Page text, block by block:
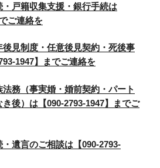
戸籍収集支援・銀行手続は
ご連絡を
見制度・任意後見契約・死後事
1947】までご連絡を
務（事実婚・婚前契約・パート
後）は【090-2793-1947】までご
遺言のご相談は【090-2793-